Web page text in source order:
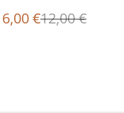
6,00 €12,00 €